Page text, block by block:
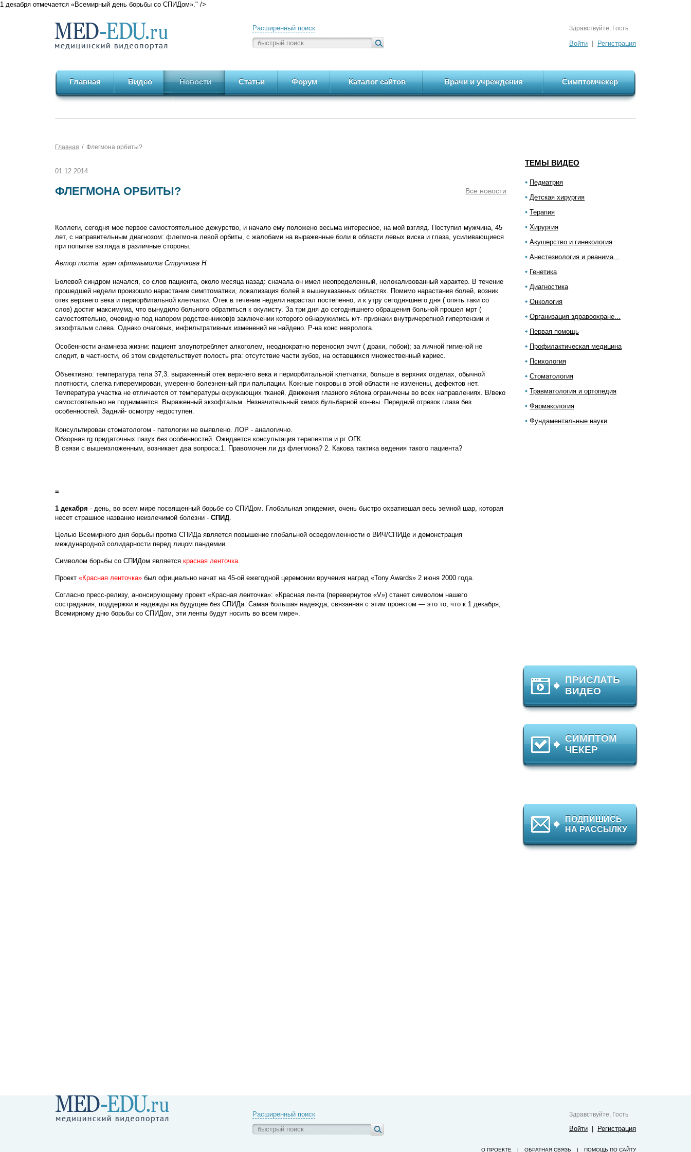
1 декабря отмечается «Всемирный день борьбы со СПИДом»." />
Расширенный поиск Здравствуйте, Гость
Войти Регистрация
Главная Видео Новости Статьи Форум Каталог сайтов Врачи и учреждения Симптомчекер
ТЕМЫ ВИДЕО
Педиатрия
Детская хирургия
Терапия
Хирургия
Акушерство и гинекология
Анестезиология и реанима...
Генетика
Диагностика
Онкология
Организация здравоохране...
Первая помощь
Профилактическая медицина
Психология
Стоматология
Травматология и ортопедия
Фармакология
Фундаментальные науки
ПРИСЛАТЬ
ВИДЕО
СИМПТОМ
ЧЕКЕР
ПОДПИШИСЬ
НА РАССЫЛКУ
Главная / Флегмона орбиты?
01.12.2014
Все новости
ФЛЕГМОНА ОРБИТЫ?
Коллеги, сегодня мое первое самостоятельное дежурство, и начало ему положено весьма интересное, на мой взгляд. Поступил мужчина, 45
лет, с направительным диагнозом: флегмона левой орбиты, с жалобами на выраженные боли в области левых виска и глаза, усиливающиеся
при попытке взгляда в различные стороны.
Автор поста: врач офтальмолог Стручкова Н.
Болевой синдром начался, со слов пациента, около месяца назад: сначала он имел неопределенный, нелокализованный характер. В течение
прошедшей недели произошло нарастание симптоматики, локализация болей в вышеуказанных областях. Помимо нарастания болей, возник
отек верхнего века и периорбитальной клетчатки. Отек в течение недели нарастал постепенно, и к утру сегодняшнего дня ( опять таки со
слов) достиг максимума, что вынудило больного обратиться к окулисту. За три дня до сегодняшнего обращения больной прошел мрт (
самостоятельно, очевидно под напором родственников)в заключении которого обнаружились к/т- признаки внутричерепной гипертензии и
экзофтальм слева. Однако очаговых, инфильтративных изменений не найдено. Р-на конс невролога.
Особенности анамнеза жизни: пациент злоупотребляет алкоголем, неоднократно переносил зчмт ( драки, побои); за личной гигиеной не
следит, в частности, об этом свидетельствует полость рта: отсутствие части зубов, на оставшихся множественный кариес.
Объективно: температура тела 37,3. выраженный отек верхнего века и периорбитальной клетчатки, больше в верхних отделах, обычной
плотности, слегка гиперемирован, умеренно болезненный при пальпации. Кожные покровы в этой области не изменены, дефектов нет.
Температура участка не отличается от температуры окружающих тканей. Движения глазного яблока ограничены во всех направлениях. В/веко
самостоятельно не поднимается. Выраженный экзофтальм. Незначительный хемоз бульбарной кон-вы. Передний отрезок глаза без
особенностей. Задний- осмотру недоступен.
Консультирован стоматологом - патологии не выявлено. ЛОР - аналогично.
Обзорная rg придаточных пазух без особенностей. Ожидается консультация терапевтпа и рг ОГК.
В связи с вышеизложенным, возникает два вопроса:1. Правомочен ли дз флегмона? 2. Какова тактика ведения такого пациента?
=
1 декабря - день, во всем мире посвященный борьбе со СПИДом. Глобальная эпидемия, очень быстро охватившая весь земной шар, которая
несет страшное название неизлечимой болезни - СПИД.
Целью Всемирного дня борьбы против СПИДа является повышение глобальной осведомленности о ВИЧ/СПИДе и демонстрация
международной солидарности перед лицом пандемии.
Символом борьбы со СПИДом является красная ленточка.
Проект «Красная ленточка» был официально начат на 45-ой ежегодной церемонии вручения наград «Tony Awards» 2 июня 2000 года.
Согласно пресс-релизу, анонсирующему проект «Красная ленточка»: «Красная лента (перевернутое «V») станет символом нашего
сострадания, поддержки и надежды на будущее без СПИДа. Самая большая надежда, связанная с этим проектом — это то, что к 1 декабря,
Всемирному дню борьбы со СПИДом, эти ленты будут носить во всем мире».
Расширенный поиск Здравствуйте, Гость
Войти Регистрация
О ПРОЕКТЕ | ОБРАТНАЯ СВЯЗЬ | ПОМОЩЬ ПО САЙТУ